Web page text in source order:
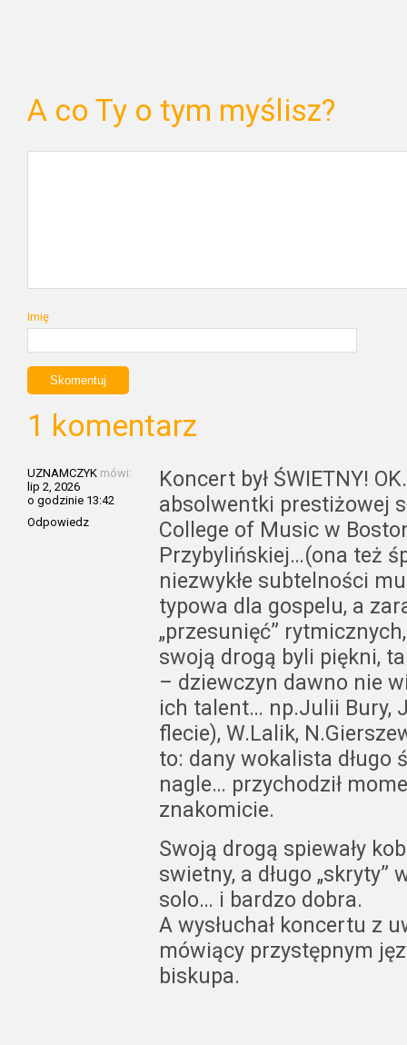
A co Ty o tym myślisz?
Imię
1 komentarz
UZNAMCZYK mówi:
lip 2, 2026
o godzinie 13:42
Odpowiedz
Koncert był ŚWIETNY!
absolwentki prestiżowej
College of Music w
Przybylińskiej…(ona też
niezwykłe subtelności
typowa dla gospelu, a
„przesunięć”
swoją drogą byli piękni,
– dziewczyn dawno nie
ich talent… np.Julii Bury,
flecie), W.Lalik,
to: dany wokalista długo
nagle… przychodził
znakomicie.
Swoją drogą spiewały
swietny, a długo
solo… i bardzo dobra.
A wysłuchał koncertu z
mówiący przystępnym
biskupa.